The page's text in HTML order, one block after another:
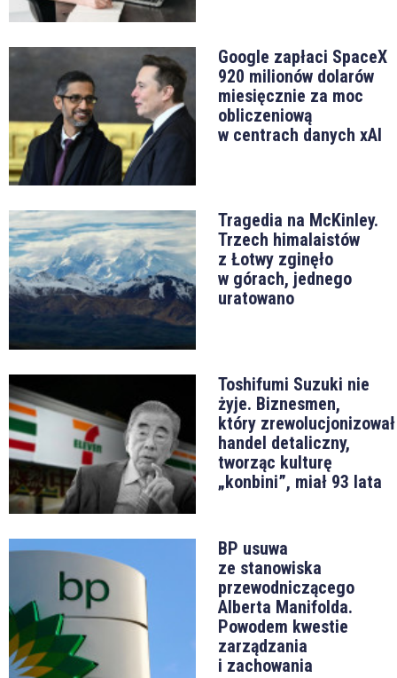
Google zapłaci SpaceX
920 milionów dolarów
miesięcznie za moc
obliczeniową
w centrach danych xAI
Tragedia na McKinley.
Trzech himalaistów
z Łotwy zginęło
w górach, jednego
uratowano
Toshifumi Suzuki nie
żyje. Biznesmen,
który zrewolucjonizował
handel detaliczny,
tworząc kulturę
„konbini”, miał 93 lata
BP usuwa
ze stanowiska
przewodniczącego
Alberta Manifolda.
Powodem kwestie
zarządzania
i zachowania